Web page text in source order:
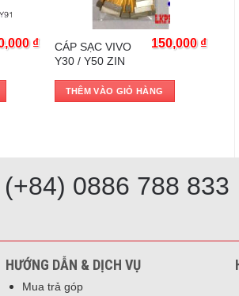
₫
Trả góp 0%
CÁP SẠC VIVO
Y30 / Y50 ZIN
150,000 ₫
THÊM VÀO GIỎ HÀNG
(+84) 0886 788 833
HƯỚNG DẪN & DỊCH VỤ
Mua trả góp